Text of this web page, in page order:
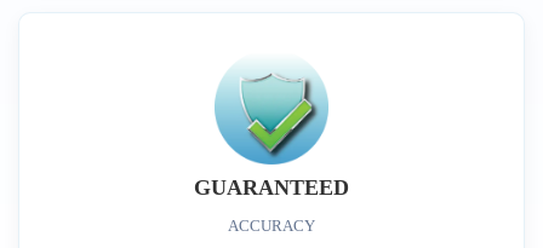
GUARANTEED
ACCURACY